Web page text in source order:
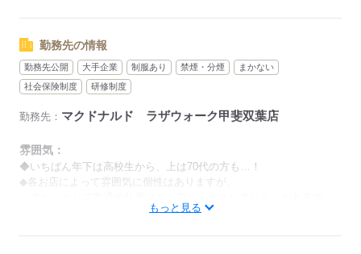
勤務先の情報
勤務先公開 大手企業 制服あり 禁煙・分煙
まかない
社会保険制度
研修制度
勤務先： マクドナルド ラザウォーク甲斐双葉店
雰囲気：
◆いちばん年下は高校生から、上は70代の方も…！
◆各お店によって雰囲気に個性はありますが、
もっと見る